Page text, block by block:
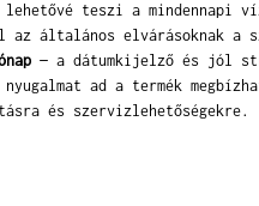
teszi a mindennapi
általános elvárásoknak a
— a dátumkijelző és jól
ad a termék
és szervizlehetőségekre.